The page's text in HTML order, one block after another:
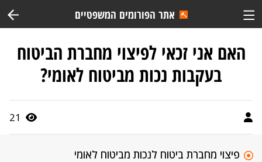
אתר הפורומים המשפטיים
האם אני זכאי לפיצוי מחברת הביטוח
בעקבות נכות מביטוח לאומי?
21
פיצוי מחברת ביטוח לנכות מביטוח לאומי